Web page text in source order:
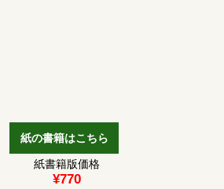
紙書籍版価格
¥770